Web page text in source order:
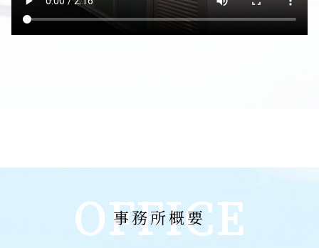
OFFICE
事務所概要